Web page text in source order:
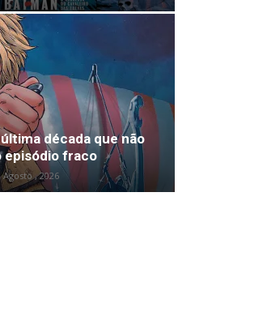
década que não
episódio fraco
Agosto , 2026